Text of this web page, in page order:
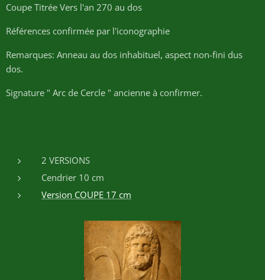
Coupe Titrée Vers l'an 270 au dos
Références confirmée par l'iconographie
Remarques: Anneau au dos inhabituel, aspect non-fini dus
dos.
Signature " Arc de Cercle " ancienne à confirmer.
2 VERSIONS
Cendrier 10 cm
Version COUPE 17 cm